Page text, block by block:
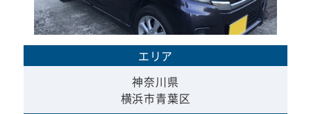
エリア
神奈川県
横浜市青葉区